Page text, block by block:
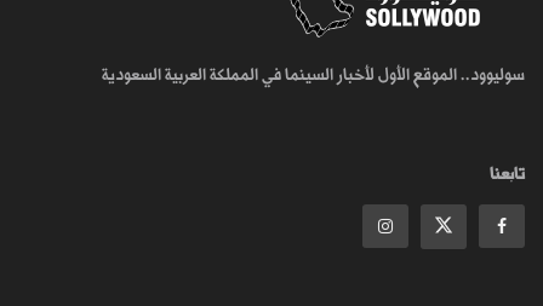
سوليوود.. الموقع الأول لأخبار السينما في المملكة العربية السعودية
تابعنا